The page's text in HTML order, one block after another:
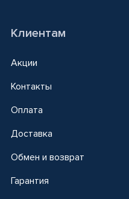
Клиентам
Акции
Контакты
Оплата
Доставка
Обмен и возврат
Гарантия